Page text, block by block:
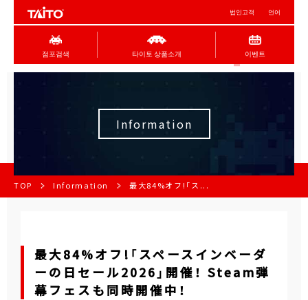
법인고객 언어
점포검색 타이토 상품소개 이벤트
Information
TOP Information 最大84%オフ!「ス...
最大84%オフ!「スペースインベーダ
ーの日セール2026」開催！ Steam弾
幕フェスも同時開催中！